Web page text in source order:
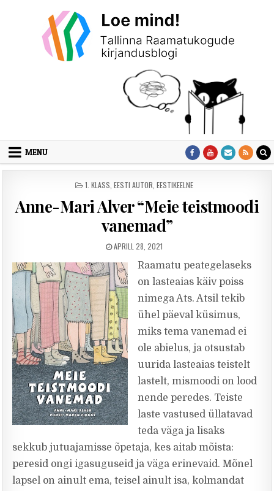
MENU
POSTED IN
1. KLASS EESTI AUTOR EESTIKEELNE
Anne-Mari Alver “Meie teistmoodi
vanemad”
PUBLISHED DATE:
APRILL 28, 2021
Raamatu peategelaseks
on lasteaias käiv poiss
nimega Ats. Atsil tekib
ühel päeval küsimus,
miks tema vanemad ei
ole abielus, ja otsustab
uurida lasteaias teistelt
lastelt, mismoodi on lood
nende peredes. Teiste
laste vastused üllatavad
teda väga ja lisaks
sekkub jutuajamisse õpetaja, kes aitab mõista:
peresid ongi igasuguseid ja väga erinevaid. Mõnel
lapsel on ainult ema, teisel ainult isa, kolmandat